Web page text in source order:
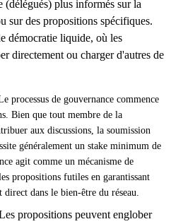
(délégués) plus informés sur la
sur des propositions spécifiques.
démocratie liquide, où les
directement ou charger d'autres de
processus de gouvernance commence
Bien que tout membre de la
aux discussions, la soumission
généralement un stake minimum de
agit comme un mécanisme de
propositions futiles en garantissant
dans le bien-être du réseau.
propositions peuvent englober